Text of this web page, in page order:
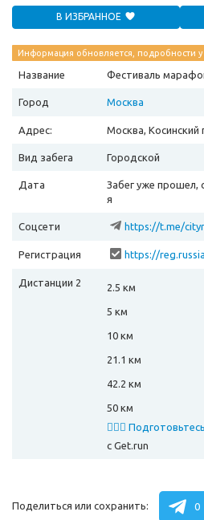
В ИЗБРАННОЕ
Информация обновляется, подробности у
Название Фестиваль
Город Москва
Адрес: Москва, Косинский
Вид забега Городской
Дата
Забег уже прошел,
я
Соцсети https://t.me/
Регистрация
https://
Дистанции 2
2.5 км
5 км
10 км
21.1 км
42.2 км
50 км
🏃🏻‍♂️
забегу
с Get.run
Поделиться или сохранить: 0